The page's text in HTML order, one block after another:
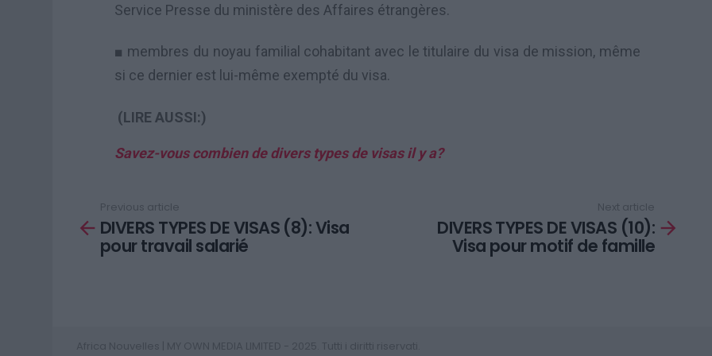
Service Presse du ministère des Affaires étrangères.
■ membres du noyau familial cohabitant avec le titulaire du visa de mission, même
si ce dernier est lui-même exempté du visa.
(LIRE AUSSI:)
Savez-vous combien de divers types de visas il y a?
more
Previous article
DIVERS TYPES DE VISAS (8): Visa
pour travail salarié
Next article
DIVERS TYPES DE VISAS (10):
Visa pour motif de famille